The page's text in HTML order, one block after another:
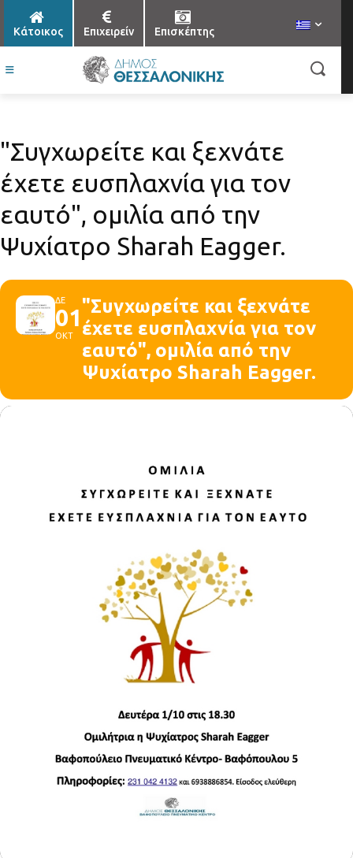
Κάτοικος Επιχειρείν Επισκέπτης
"Συγχωρείτε και ξεχνάτε
έχετε ευσπλαχνία για τον
εαυτό", ομιλία από την
Ψυχίατρο Sharah Eagger.
ΔΕ
01
ΟΚΤ
"Συγχωρείτε και ξεχνάτε
έχετε ευσπλαχνία για τον
εαυτό", ομιλία από την
Ψυχίατρο Sharah Eagger.